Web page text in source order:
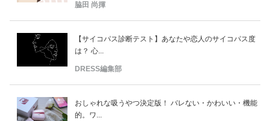
脇田 尚揮
【サイコパス診断テスト】あなたや恋人のサイコパス度
は？ 心...
DRESS編集部
おしゃれな吸うやつ決定版！ バレない・かわいい・機能
的。ワ...